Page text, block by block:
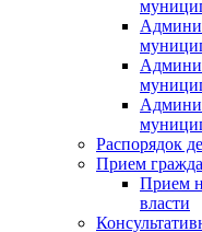
Распорядок
Прием
Прием
власти